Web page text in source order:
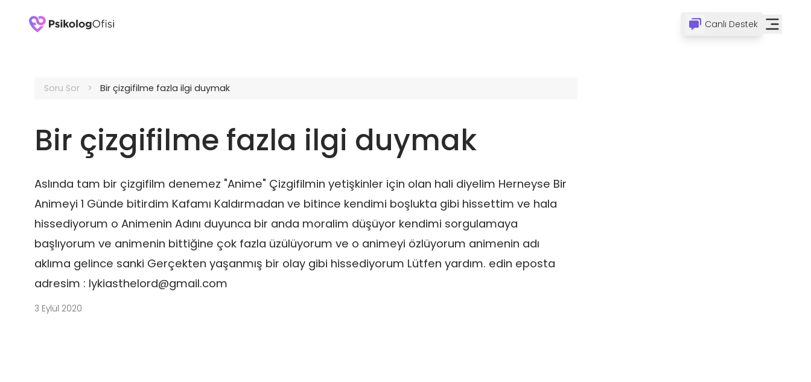
Canlı Destek
Soru Sor Bir çizgifilme fazla ilgi duymak
Bir çizgifilme fazla ilgi duymak
Aslında tam bir çizgifilm denemez "Anime" Çizgifilmin yetişkinler için olan hali diyelim Herneyse Bir
Animeyi 1 Günde bitirdim Kafamı Kaldırmadan ve bitince kendimi boşlukta gibi hissettim ve hala
hissediyorum o Animenin Adını duyunca bir anda moralim düşüyor kendimi sorgulamaya
başlıyorum ve animenin bittiğine çok fazla üzülüyorum ve o animeyi özlüyorum animenin adı
aklıma gelince sanki Gerçekten yaşanmış bir olay gibi hissediyorum Lütfen yardım. edin eposta
adresim : lykiasthelord@gmail.com
3 Eylül 2020